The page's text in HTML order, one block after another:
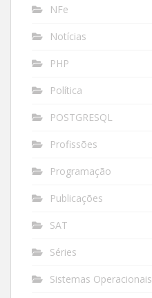
NFe
Notícias
PHP
Política
POSTGRESQL
Profissões
Programação
Publicações
SAT
Séries
Sistemas Operacionais